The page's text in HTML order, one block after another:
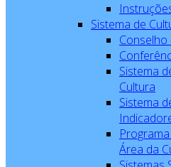
Sistema de
Conselho
Sistema
Cultura
Sistema
Área da